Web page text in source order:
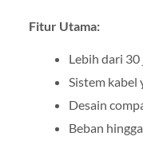
Fitur Utama:
Lebih dari
Sistem kabel
Desain
Beban